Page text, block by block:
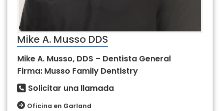
Mike A. Musso DDS
Mike A. Musso, DDS – Dentista General
Firma: Musso Family Dentistry
Solicitar una llamada
Oficina en Garland